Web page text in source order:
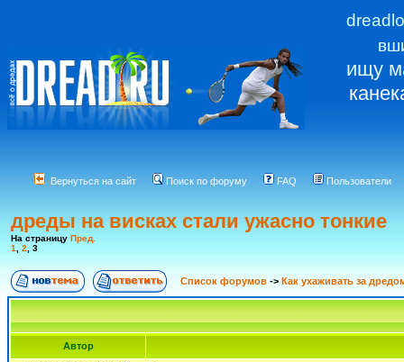
ищу
Вернуться на сайт Поиск по форуму FAQ Пользователи
дреды на висках стали ужасно тонкие
На страницу Пред.
1
2 3
Список форумов -> Как ухаживать за
Автор